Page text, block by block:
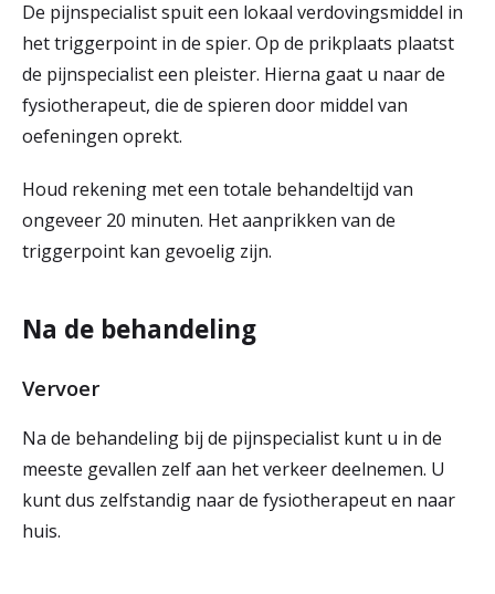
De pijnspecialist spuit een lokaal verdovingsmiddel in
het triggerpoint in de spier. Op de prikplaats plaatst
de pijnspecialist een pleister. Hierna gaat u naar de
fysiotherapeut, die de spieren door middel van
oefeningen oprekt.
Houd rekening met een totale behandeltijd van
ongeveer 20 minuten. Het aanprikken van de
triggerpoint kan gevoelig zijn.
Na de behandeling
Vervoer
Na de behandeling bij de pijnspecialist kunt u in de
meeste gevallen zelf aan het verkeer deelnemen. U
kunt dus zelfstandig naar de fysiotherapeut en naar
huis.